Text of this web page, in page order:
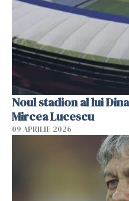
Noul stadion al lui
Mircea Lucescu
09 APRILIE 2026